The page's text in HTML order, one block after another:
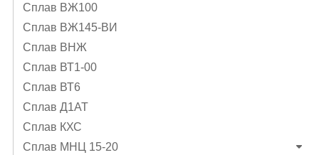
Сплав ВЖ100
Сплав ВЖ145-ВИ
Сплав ВНЖ
Сплав ВТ1-00
Сплав ВТ6
Сплав Д1АТ
Сплав КХС
Сплав МНЦ 15-20